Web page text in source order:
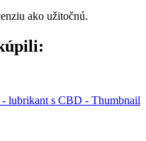
ako užitočnú.